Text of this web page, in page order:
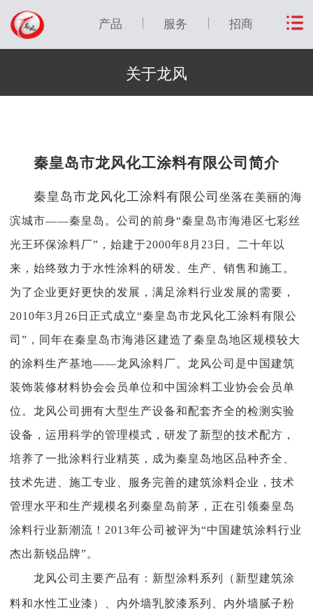
产品 服务 招商
关于龙风
秦皇岛市龙风化工涂料有限公司简介
秦皇岛市龙风化工涂料有限公司 坐落在美丽的海
滨城市——秦皇岛。公司的前身“秦皇岛市海港区七彩丝
光王环保涂料厂”，始建于2000年8月23日。
二十年以
来，始终致力于水性涂料的研发、生产、销售和施工。
为了企业更好更快的发展，满足涂料行业发展的需要，
2010年3月26日正式成立“秦皇岛市龙风化工涂料有限公
司”，同年在秦皇岛市海港区建造了秦皇岛地区规模较大
的涂料生产基地——龙风涂料厂。 龙风公司是中国建筑
装饰装修材料协会会员单位和中国涂料工业协会会员单
位。龙风公司拥有大型生产设备和配套齐全的检测实验
设备，运用科学的管理模式，研发了新型的技术配方，
培养了一批涂料行业精英，成为秦皇岛地区品种齐全、
技术先进、施工专业、服务完善的建筑涂料企业，技术
管理水平和生产规模名列秦皇岛前茅，正在引领秦皇岛
涂料行业新潮流！ 2013年公司被评为“中国建筑涂料行业
杰出新锐品牌”。
龙风公司主要产品有：新型涂料系列（新型建筑涂
料和水性工业漆）、内外墙乳胶漆系列、内外墙腻子粉